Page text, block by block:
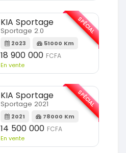
KIA Sportage
Sportage 2.0
2023 51000 Km
18 900 000 FCFA
En vente
SPÉCIAL
KIA Sportage
Sportage 2021
2021 78000 Km
14 500 000 FCFA
En vente
SPÉCIAL